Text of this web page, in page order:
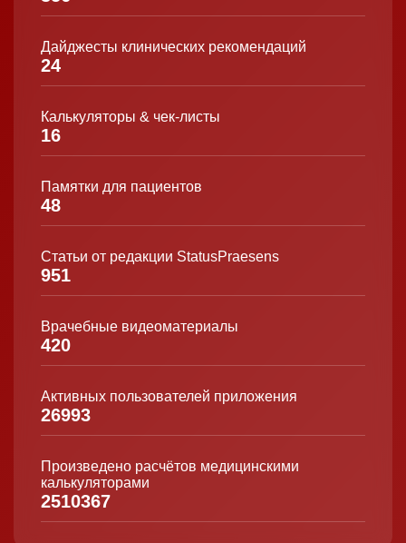
Дайджесты клинических рекомендаций
24
Калькуляторы & чек-листы
16
Памятки для пациентов
48
Статьи от редакции StatusPraesens
951
Врачебные видеоматериалы
420
Активных пользователей приложения
26993
Произведено расчётов медицинскими
калькуляторами
2510367